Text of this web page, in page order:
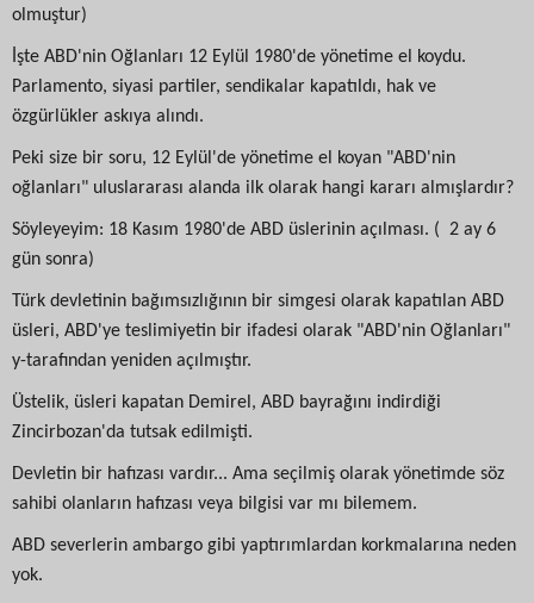
olmuştur)
İşte ABD'nin Oğlanları 12 Eylül 1980'de yönetime el koydu.
Parlamento, siyasi partiler, sendikalar kapatıldı, hak ve
özgürlükler askıya alındı.
Peki size bir soru, 12 Eylül'de yönetime el koyan "ABD'nin
oğlanları" uluslararası alanda ilk olarak hangi kararı almışlardır?
Söyleyeyim: 18 Kasım 1980'de ABD üslerinin açılması. ( 2 ay 6
gün sonra)
Türk devletinin bağımsızlığının bir simgesi olarak kapatılan ABD
üsleri, ABD'ye teslimiyetin bir ifadesi olarak "ABD'nin Oğlanları"
y-tarafından yeniden açılmıştır.
Üstelik, üsleri kapatan Demirel, ABD bayrağını indirdiği
Zincirbozan'da tutsak edilmişti.
Devletin bir hafızası vardır... Ama seçilmiş olarak yönetimde söz
sahibi olanların hafızası veya bilgisi var mı bilemem.
ABD severlerin ambargo gibi yaptırımlardan korkmalarına neden
yok.